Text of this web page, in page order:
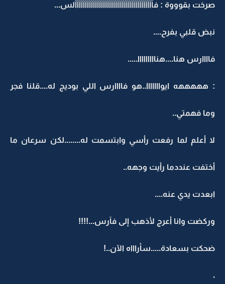
صرخت بقوووة : فآآآآآآآآآآآآآآآآآآآآآآآآآآآآآآآآآآآآآآآلس...
نبض قلبي بفرح....
فاااارس هنا....هنااااااااا.....
: هههههه ايوااااااا..هو فاااارس اللي بوديج له....قلنا فجر
وما فهمتي..
لا أعلم لما رفعت رأسي وابتسمت له........لكن سرعان ما
أختفت عنددما رأيت وجهه..
ابعدت يدي عنه....
وركضت وانا أعرج لأذهب إلى فآرس...!!!!
ضحكت بسعادة.....سأراااه الآن..!
،